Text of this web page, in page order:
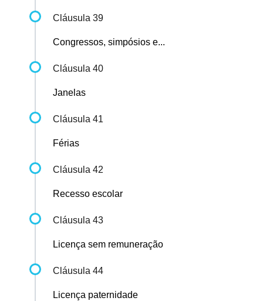
Cláusula 39
Congressos, simpósios e...
Cláusula 40
Janelas
Cláusula 41
Férias
Cláusula 42
Recesso escolar
Cláusula 43
Licença sem remuneração
Cláusula 44
Licença paternidade